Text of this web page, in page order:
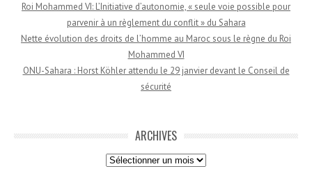
Roi Mohammed VI: L’Initiative d’autonomie, « seule voie possible pour
parvenir à un règlement du conflit » du Sahara
Nette évolution des droits de l’homme au Maroc sous le règne du Roi
Mohammed VI
ONU-Sahara : Horst Köhler attendu le 29 janvier devant le Conseil de
sécurité
ARCHIVES
Archives